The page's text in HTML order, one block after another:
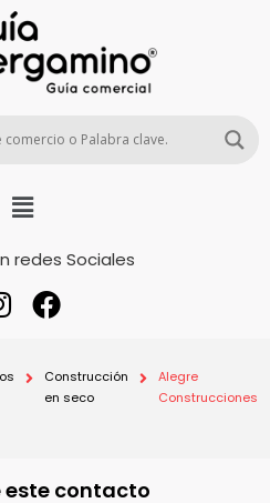
redes Sociales
Construcción
en seco
Alegre
Construcciones
este contacto